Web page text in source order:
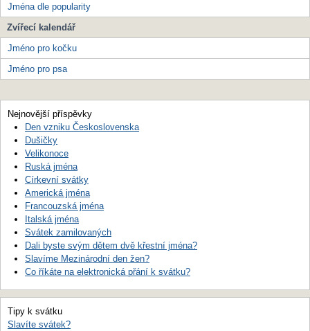
Jména dle popularity
Zvířecí kalendář
Jméno pro kočku
Jméno pro psa
Nejnovější příspěvky
Den vzniku Československa
Dušičky
Velikonoce
Ruská jména
Církevní svátky
Americká jména
Francouzská jména
Italská jména
Svátek zamilovaných
Dali byste svým dětem dvě křestní jména?
Slavíme Mezinárodní den žen?
Co říkáte na elektronická přání k svátku?
Tipy k svátku
Slavíte svátek?